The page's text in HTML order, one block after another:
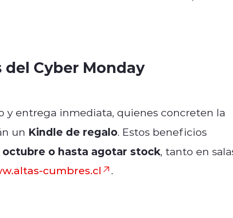
Cyber Monday
y entrega inmediata, quienes concreten la
un Kindle de regalo. Estos beneficios
octubre o hasta agotar stock, tanto en
cumbres.cl .